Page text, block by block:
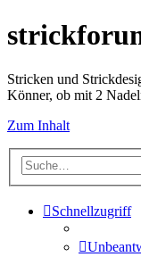
Stricken und
Könner, ob mit 2
Zum Inhalt
Schnellzugriff